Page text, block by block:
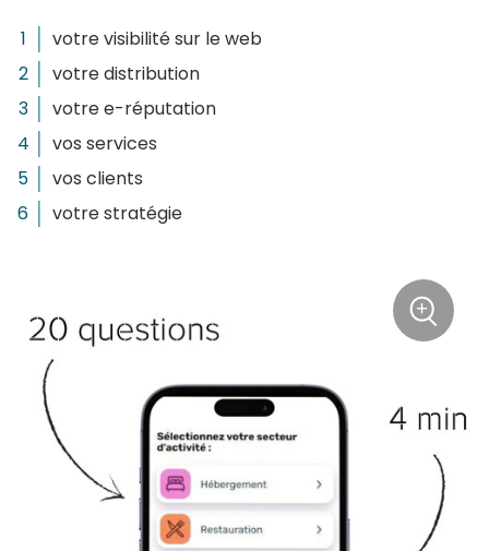
votre visibilité sur le web
votre distribution
votre e-réputation
vos services
vos clients
votre stratégie
+